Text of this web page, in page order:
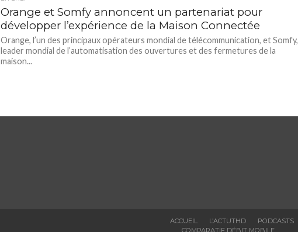
Orange et Somfy annoncent un partenariat pour
développer l’expérience de la Maison Connectée
Orange, l’un des principaux opérateurs mondial de télécommunication, et Somfy,
leader mondial de l’automatisation des ouvertures et des fermetures de la
maison...
ACCUEIL L’ACTUTHD PODCASTS